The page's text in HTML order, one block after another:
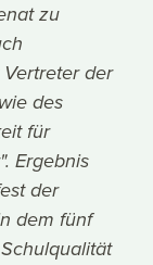
zu
der
des
für
Ergebnis
der
dem fünf